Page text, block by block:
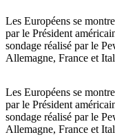
Les Européens se
par le Président
sondage réalisé par le
Allemagne, France et
Les Européens se
par le Président
sondage réalisé par le
Allemagne, France et